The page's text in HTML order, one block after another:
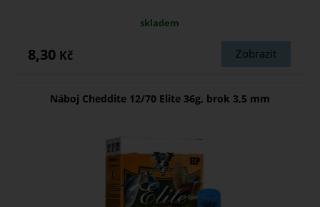
skladem
Zobrazit
8,30 Kč
Náboj Cheddite 12/70 Elite 36g, brok 3,5 mm